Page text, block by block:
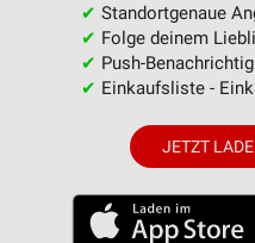
✔ Standortgenaue
✔ Folge deinem
✔ Push-
✔ Einkaufsliste -
JETZT